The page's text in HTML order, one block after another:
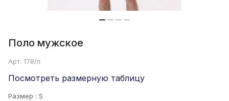
Поло мужское
Арт. 178/п
Посмотреть размерную таблицу
Размер : S